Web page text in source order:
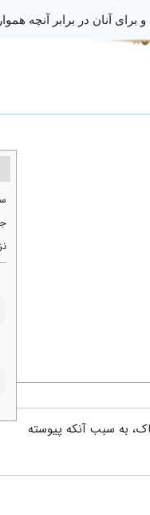
آنان در برابر آنچه
به سبب آنکه پیوسته